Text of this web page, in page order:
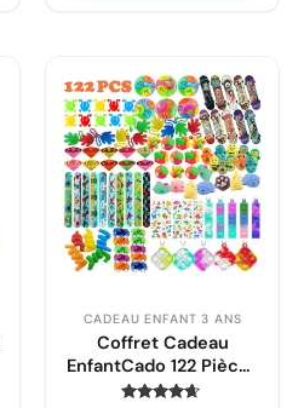
CADEAU ENFANT 3 ANS
Coffret Cadeau
EnfantCado 122 Pièces
Assortiment Jouets